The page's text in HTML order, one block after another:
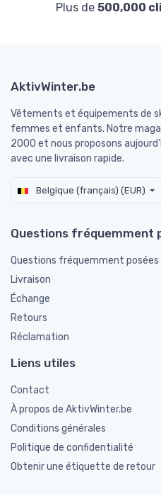
Plus de 500,000
AktivWinter.be
Vêtements et équipements de
femmes et enfants. Notre
2000 et nous proposons
avec une livraison rapide.
Belgique (français) (EUR)
Questions fréquemment
Questions fréquemment posées
Livraison
Échange
Retours
Réclamation
Liens utiles
Contact
À propos de AktivWinter.be
Conditions générales
Politique de confidentialité
Obtenir une étiquette de retour